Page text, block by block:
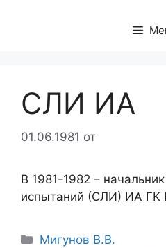
СЛИ ИА
01.06.1981 от
В 1981-1982 –
испытаний (СЛИ) ИА
Рубрики
Мигунов В.В.